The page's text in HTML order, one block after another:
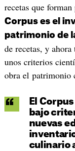
recetas que
Corpus es el
patrimonio de
de recetas, y
unos criterios
obra el patrimonio
El
bajo
nuevas
culinario